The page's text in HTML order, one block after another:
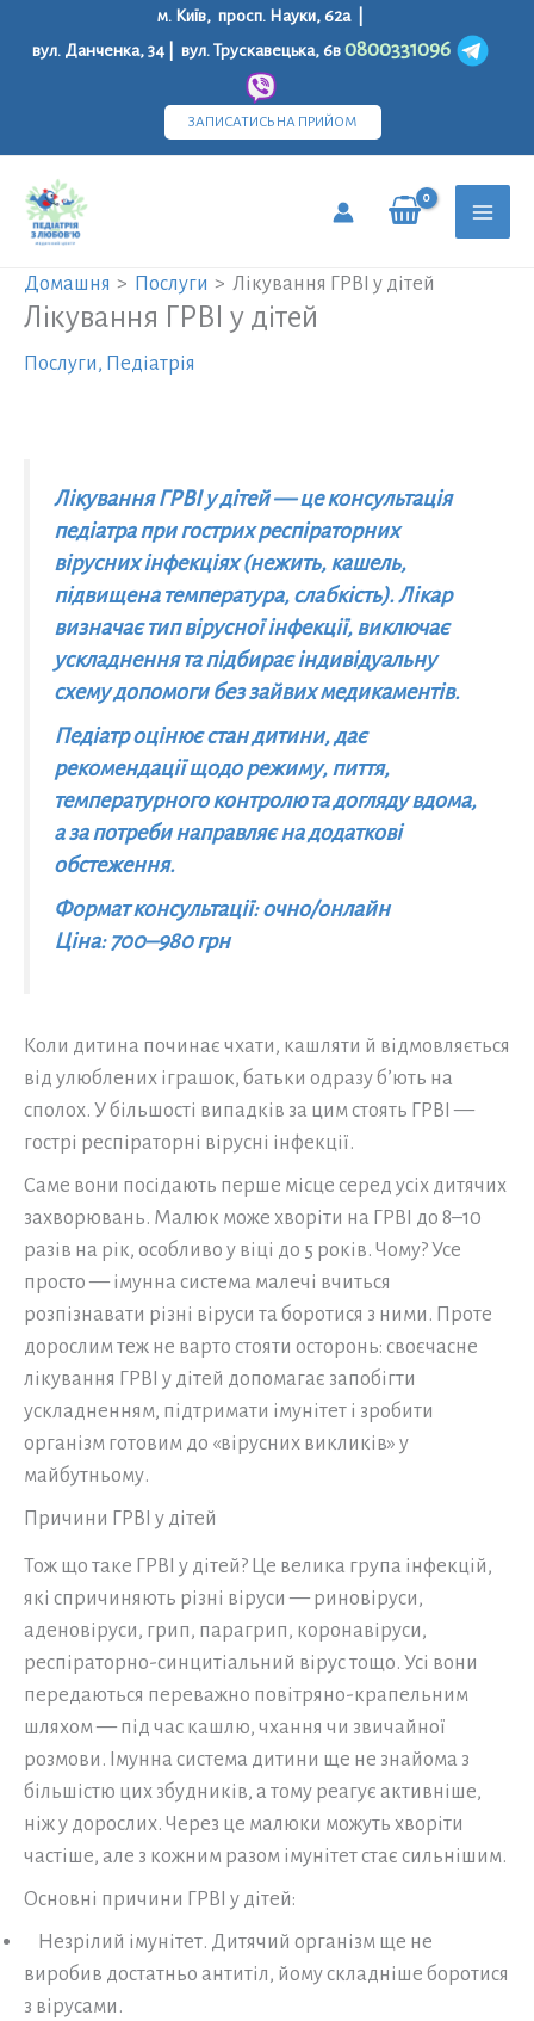
м. Київ, просп. Науки, 62а |
вул. Данченка, 34 | вул. Трускавецька, 6в 0800331096
ЗАПИСАТИСЬ НА ПРИЙОМ
Домашня Послуги Лікування ГРВІ у дітей
Лікування ГРВІ у дітей
Послуги, Педіатрія
Лікування ГРВІ у дітей — це консультація
педіатра при гострих респіраторних
вірусних інфекціях (нежить, кашель,
підвищена температура, слабкість). Лікар
визначає тип вірусної інфекції, виключає
ускладнення та підбирає індивідуальну
схему допомоги без зайвих медикаментів.
Педіатр оцінює стан дитини, дає
рекомендації щодо режиму, пиття,
температурного контролю та догляду вдома,
а за потреби направляє на додаткові
обстеження.
Формат консультації: очно/онлайн
Ціна: 700–980 грн
Коли дитина починає чхати, кашляти й відмовляється
від улюблених іграшок, батьки одразу б’ють на
сполох. У більшості випадків за цим стоять ГРВІ —
гострі респіраторні вірусні інфекції.
Саме вони посідають перше місце серед усіх дитячих
захворювань. Малюк може хворіти на ГРВІ до 8–10
разів на рік, особливо у віці до 5 років. Чому? Усе
просто — імунна система малечі вчиться
розпізнавати різні віруси та боротися з ними. Проте
дорослим теж не варто стояти осторонь: своєчасне
лікування ГРВІ у дітей допомагає запобігти
ускладненням, підтримати імунітет і зробити
організм готовим до «вірусних викликів» у
майбутньому.
Причини ГРВІ у дітей
Тож що таке ГРВІ у дітей? Це велика група інфекцій,
які спричиняють різні віруси — риновіруси,
аденовіруси, грип, парагрип, коронавіруси,
респіраторно-синцитіальний вірус тощо. Усі вони
передаються переважно повітряно-крапельним
шляхом — під час кашлю, чхання чи звичайної
розмови. Імунна система дитини ще не знайома з
більшістю цих збудників, а тому реагує активніше,
ніж у дорослих. Через це малюки можуть хворіти
частіше, але з кожним разом імунітет стає сильнішим.
Основні причини ГРВІ у дітей:
Незрілий імунітет. Дитячий організм ще не
виробив достатньо антитіл, йому складніше боротися
з вірусами.